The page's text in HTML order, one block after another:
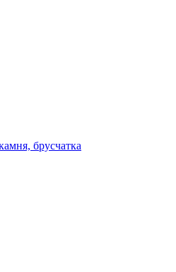
брусчатка